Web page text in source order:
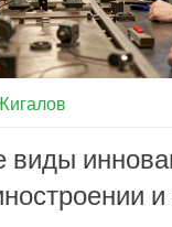
виды
и